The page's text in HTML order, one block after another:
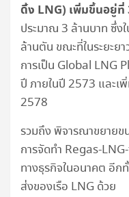
ดิ้ง LNG) เพิ่มขึ้นอยู่ที่
ประมาณ 3 ล้านบาท ซึ่ง
ล้านตัน ขณะที่ในระยะย
การเป็น Global LNG
ปี ภายในปี 2573 และเ
2578
รวมถึง พิจารณาขยายข
การจัดทำ Regas-
ทางธุรกิจในอนาคต อี
ส่งของเรือ LNG ด้วย